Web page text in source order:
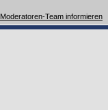
Moderatoren-Team informieren